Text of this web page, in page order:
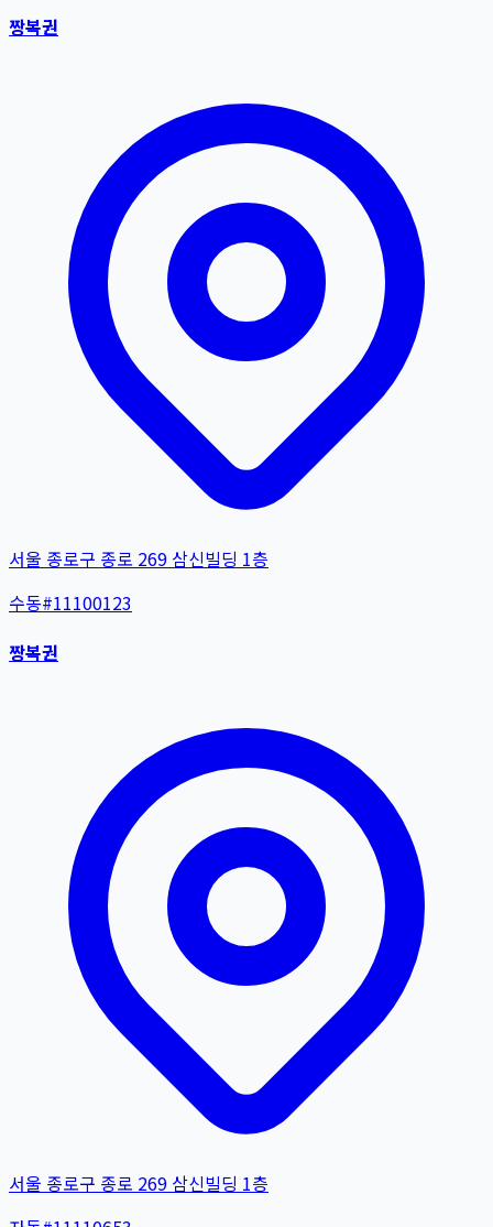
짱복권
서울 종로구 종로 269 삼신빌딩 1층
수동#11100123
짱복권
서울 종로구 종로 269 삼신빌딩 1층